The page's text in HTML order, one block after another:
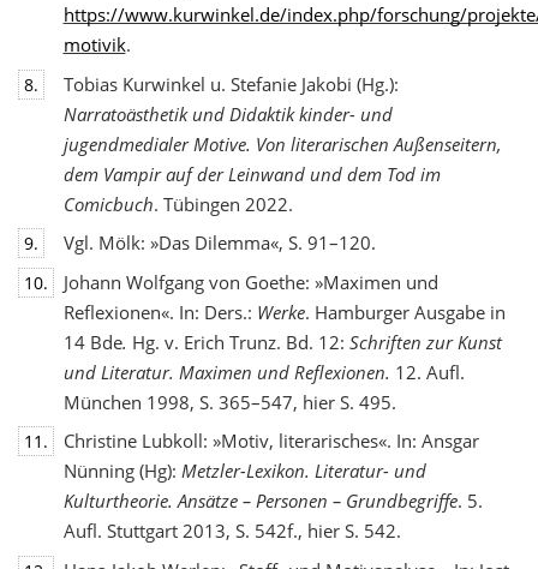
https://www.kurwinkel.de/index.php/forschung/
motivik.
8.
Tobias Kurwinkel u. Stefanie Jakobi (Hg.):
Narratoästhetik und Didaktik kinder- und
jugendmedialer Motive. Von literarischen Außenseitern,
dem Vampir auf der Leinwand und dem Tod im
Comicbuch. Tübingen 2022.
9. Vgl. Mölk: »Das Dilemma«, S. 91–120.
10.
Johann Wolfgang von Goethe: »Maximen und
Reflexionen«. In: Ders.: Werke. Hamburger Ausgabe in
14 Bde. Hg. v. Erich Trunz. Bd. 12: Schriften zur Kunst
und Literatur. Maximen und Reflexionen. 12. Aufl.
München 1998, S. 365–547, hier S. 495.
11.
Christine Lubkoll: »Motiv, literarisches«. In: Ansgar
Nünning (Hg): Metzler-Lexikon. Literatur- und
Kulturtheorie. Ansätze – Personen – Grundbegriffe. 5.
Aufl. Stuttgart 2013, S. 542f., hier S. 542.